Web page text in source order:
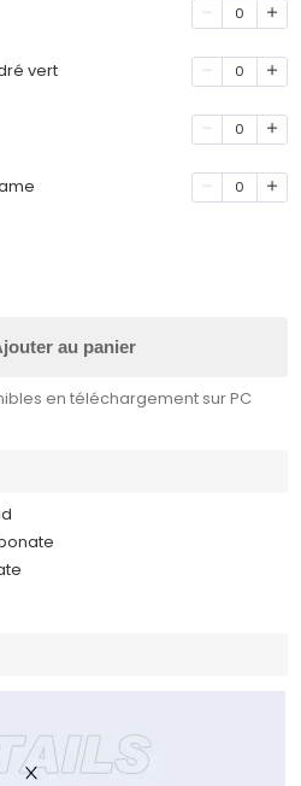
0
vert 0
0
0
au panier
en téléchargement sur PC